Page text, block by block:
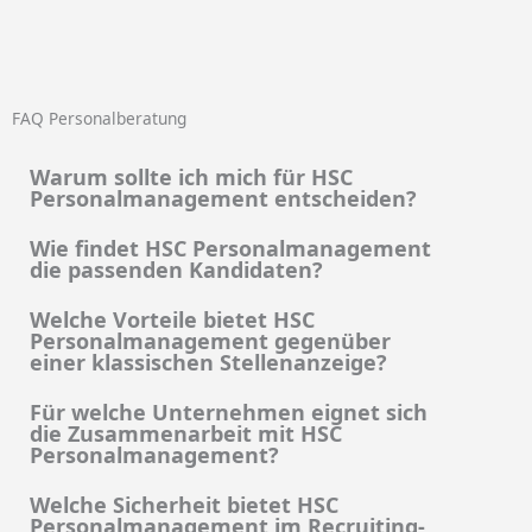
FAQ Personalberatung
Warum sollte ich mich für HSC
Personalmanagement entscheiden?
Wie findet HSC Personalmanagement
die passenden Kandidaten?
Welche Vorteile bietet HSC
Personalmanagement gegenüber
einer klassischen Stellenanzeige?
Für welche Unternehmen eignet sich
die Zusammenarbeit mit HSC
Personalmanagement?
Welche Sicherheit bietet HSC
Personalmanagement im Recruiting-